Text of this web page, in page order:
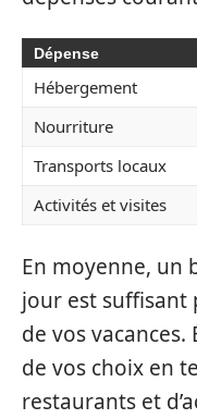
Dépense
Hébergement
Nourriture
Transports locaux
Activités et visites
En moyenne, un
jour est
de vos
de vos choix en
restaurants et